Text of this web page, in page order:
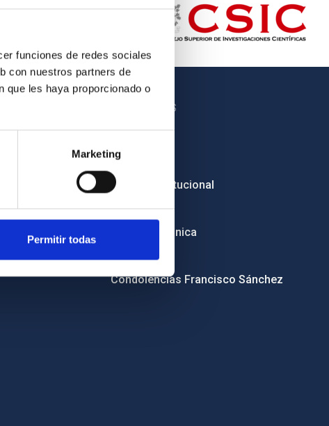
funciones de redes sociales
con nuestros partners de
que les haya proporcionado o
Marketing
Permitir todas
OTROS ENLACES
Licitaciones
Imagen institucional
RSS
Sede electrónica
Canal ético
Condolencias Francisco Sánchez